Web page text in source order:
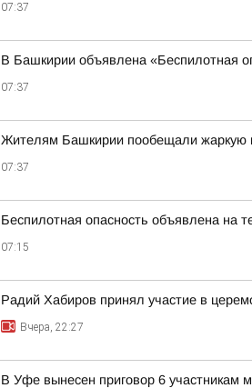
07:37
В Башкирии объявлена «Беспилотная
07:37
Жителям Башкирии пообещали жаркую
07:37
Беспилотная опасность объявлена на
07:15
Радий Хабиров принял участие в
Вчера, 22:27
В Уфе вынесен приговор 6 участникам